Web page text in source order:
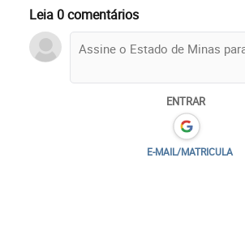
Leia 0 comentários
ENTRAR
E-MAIL/MATRICULA